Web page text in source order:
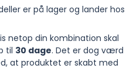
er på lager og lander hos
netop din kombination skal
til 30 dage. Det er dog værd
at produktet er skabt med